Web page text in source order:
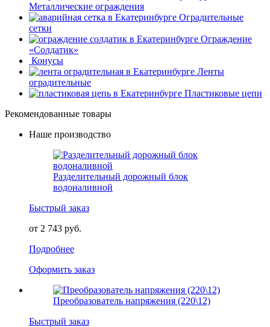
Металлические ограждения
Оградительные
сетки
Ограждение
«Солдатик»
Конусы
Ленты
оградительные
Пластиковые цепи
Рекомендованные товары
Наше производство
Разделительный дорожный блок
водоналивной
Быстрый заказ
от 2 743 руб.
Подробнее
Оформить заказ
Преобразователь напряжения (220\12)
Быстрый заказ